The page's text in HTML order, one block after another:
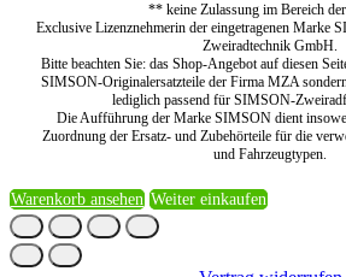
** keine Zulassung im Bereich
Exclusive Lizenznehmerin der eingetragenen Marke
Zweiradtechnik GmbH.
Bitte beachten Sie: das Shop-Angebot auf diesen
SIMSON-Originalersatzteile der Firma MZA
lediglich passend für SIMSON-
Die Aufführung der Marke SIMSON dient
Zuordnung der Ersatz- und Zubehörteile für die
und Fahrzeugtypen.
Warenkorb ansehen Weiter einkaufen